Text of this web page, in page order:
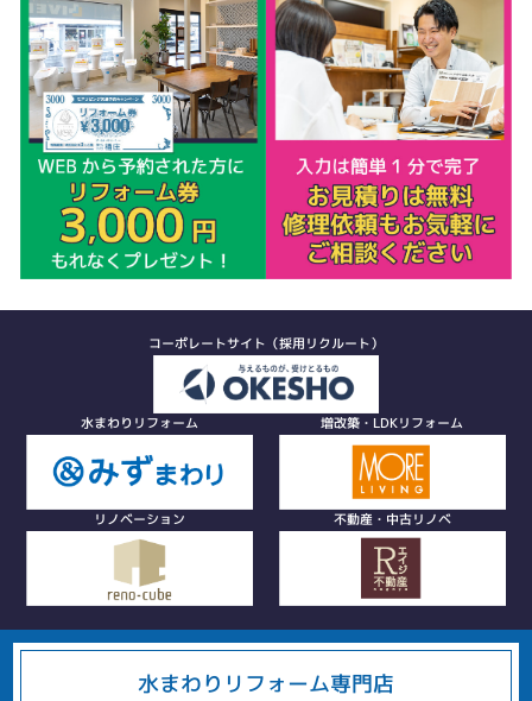
コーポレートサイト（採用リクルート）
水まわりリフォーム 増改築・LDKリフォーム
リノベーション 不動産・中古リノベ
水まわりリフォーム専門店